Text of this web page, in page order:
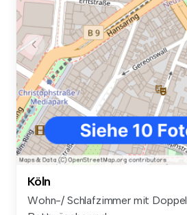
Köln
Wohn-/ Schlafzimmer mit